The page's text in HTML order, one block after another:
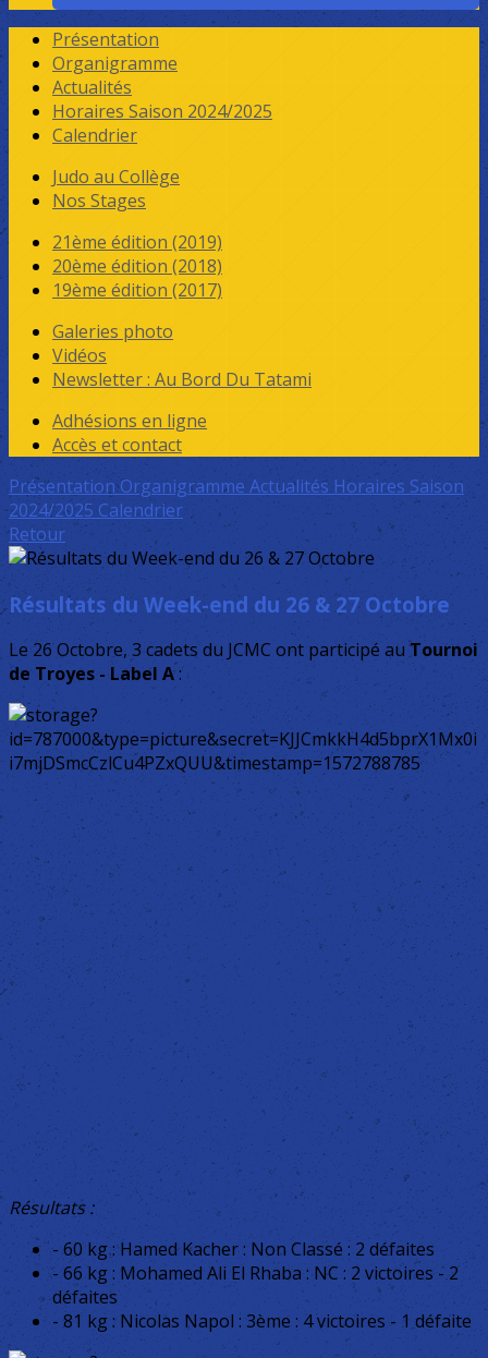
Présentation
Organigramme
Actualités
Horaires Saison 2024/2025
Calendrier
Judo au Collège
Nos Stages
21ème édition (2019)
20ème édition (2018)
19ème édition (2017)
Galeries photo
Vidéos
Newsletter : Au Bord Du Tatami
Adhésions en ligne
Accès et contact
PrésentationOrganigrammeActualités Horaires Saison
2024/2025 Calendrier
Retour
Résultats du Week-end du 26 & 27 Octobre
Le 26 Octobre, 3 cadets du JCMC ont participé auTournoi
de Troyes - Label A:
Résultats :
- 60 kg : Hamed Kacher : Non Classé : 2 défaites
- 66 kg : Mohamed Ali El Rhaba : NC : 2 victoires - 2
défaites
- 81 kg : Nicolas Napol : 3ème : 4 victoires - 1 défaite